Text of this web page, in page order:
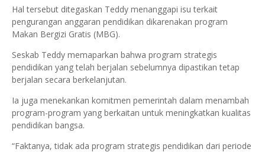
Hal tersebut ditegaskan Teddy menanggapi isu terkait
pengurangan anggaran pendidikan dikarenakan program
Makan Bergizi Gratis (MBG).
Seskab Teddy memaparkan bahwa program strategis
pendidikan yang telah berjalan sebelumnya dipastikan tetap
berjalan secara berkelanjutan.
Ia juga menekankan komitmen pemerintah dalam menambah
program-program yang berkaitan untuk meningkatkan kualitas
pendidikan bangsa.
“Faktanya, tidak ada program strategis pendidikan dari periode